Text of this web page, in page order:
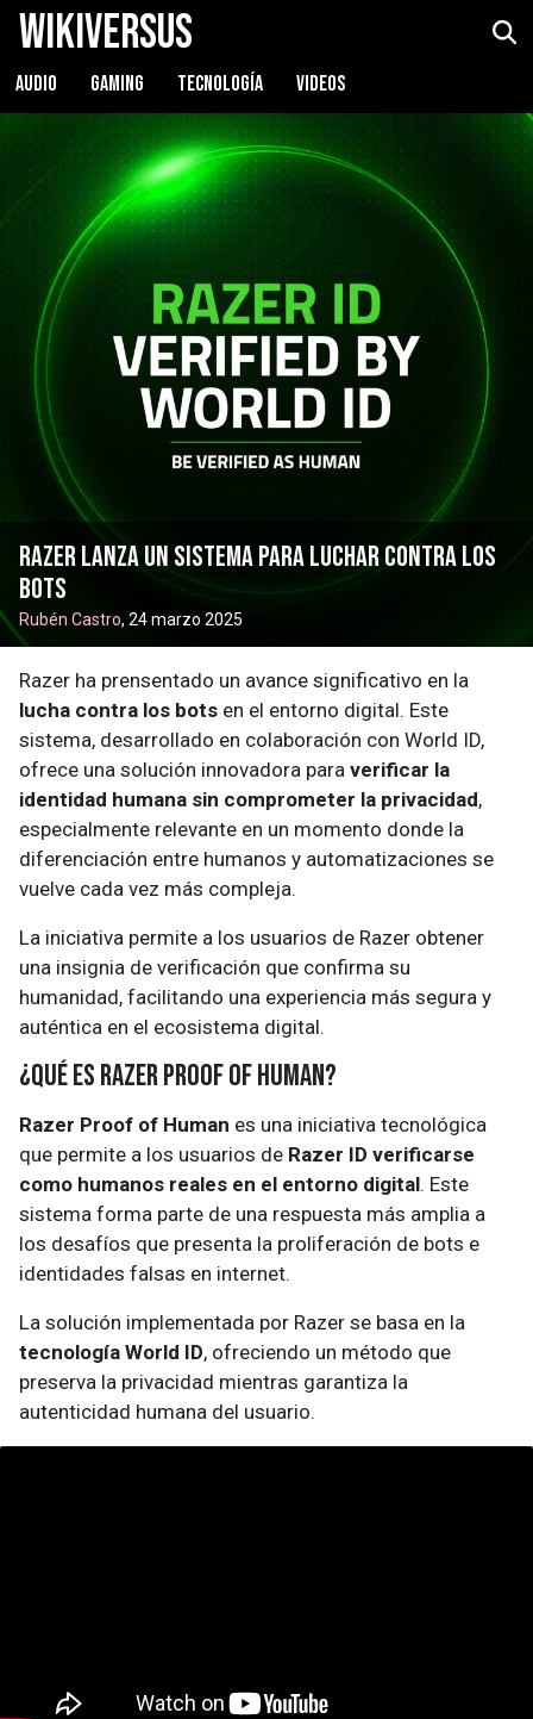
WikiVersus
AUDIO GAMING TECNOLOGÍA VIDEOS
Razer lanza un sistema para luchar contra los
bots
Rubén Castro, 24 marzo 2025
Razer ha prensentado un avance significativo en la
lucha contra los bots en el entorno digital. Este
sistema, desarrollado en colaboración con World ID,
ofrece una solución innovadora para verificar la
identidad humana sin comprometer la privacidad,
especialmente relevante en un momento donde la
diferenciación entre humanos y automatizaciones se
vuelve cada vez más compleja.
La iniciativa permite a los usuarios de Razer obtener
una insignia de verificación que confirma su
humanidad, facilitando una experiencia más segura y
auténtica en el ecosistema digital.
¿Qué es Razer Proof of Human?
Razer Proof of Human es una iniciativa tecnológica
que permite a los usuarios de Razer ID verificarse
como humanos reales en el entorno digital. Este
sistema forma parte de una respuesta más amplia a
los desafíos que presenta la proliferación de bots e
identidades falsas en internet.
La solución implementada por Razer se basa en la
tecnología World ID, ofreciendo un método que
preserva la privacidad mientras garantiza la
autenticidad humana del usuario.